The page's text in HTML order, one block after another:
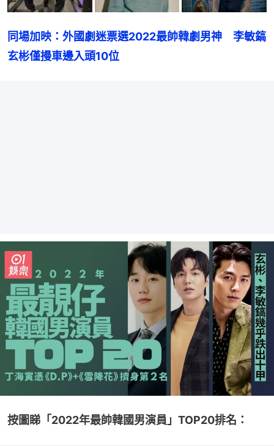
同場加映：外國劇迷票選2022最帥韓劇男神　李敏鎬
玄彬僅摱車邊入頭10位
按圖睇「2022年最帥韓國男演員」TOP20排名：